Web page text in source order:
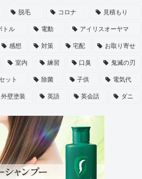
脱毛 コロナ 見積もり
トル 電動 アイリスオーヤマ
感想 対策 宅配 お取り寄せ
室内 練習 口臭 鬼滅の刃
セット 除菌 子供 電気代
外壁塗装 英語 英会話 ダニ